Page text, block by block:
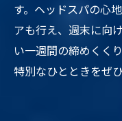
す。ヘッドスパの心
アも行え、週末に向
い一週間の締めくく
特別なひとときをぜ